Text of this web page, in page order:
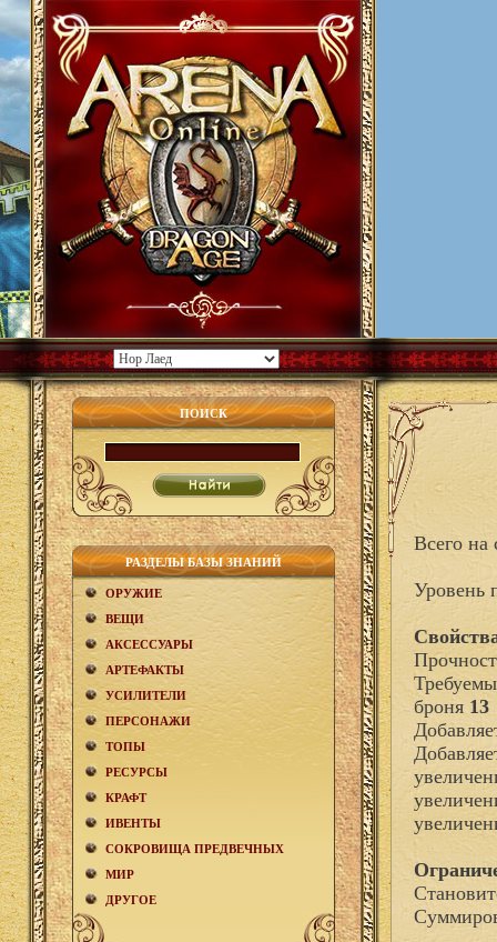
ПОИСК
РАЗДЕЛЫ БАЗЫ ЗНАНИЙ
ОРУЖИЕ
ВЕЩИ
АКCЕСCУАРЫ
АРТЕФАКТЫ
УСИЛИТЕЛИ
ПЕРСОНАЖИ
ТОПЫ
РЕСУРСЫ
КРАФТ
ИВЕНТЫ
СОКРОВИЩА ПРЕДВЕЧНЫХ
МИР
ДРУГОЕ
Всего на
Уровень
броня 13